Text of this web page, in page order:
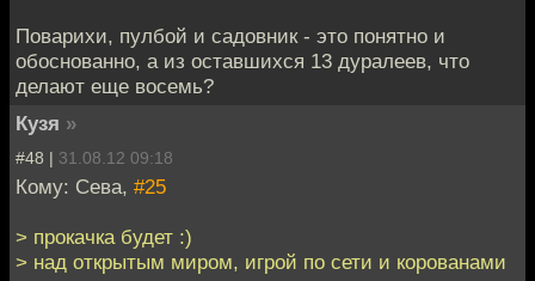
Поварихи, пулбой и садовник - это понятно и
обоснованно, а из оставшихся 13 дуралеев, что
делают еще восемь?
Кузя »
#48 | 31.08.12 09:18
Кому: Сева, #25
> прокачка будет :)
> над открытым миром, игрой по сети и корованами